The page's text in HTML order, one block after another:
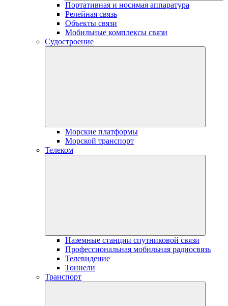
Портативная и носимая аппаратура
Релейная связь
Объекты связи
Мобильные комплексы связи
Судостроение
Морские платформы
Морской транспорт
Телеком
Наземные станции спутниковой связи
Профессиональная мобильная радиосвязь
Телевидение
Тоннели
Транспорт